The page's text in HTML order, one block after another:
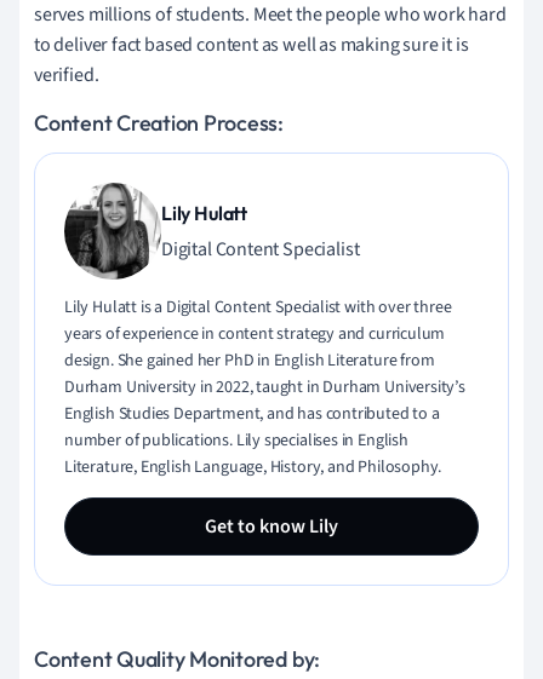
serves millions of students. Meet the people who work hard
to deliver fact based content as well as making sure it is
verified.
Content Creation Process:
Lily Hulatt
Digital Content Specialist
Lily Hulatt is a Digital Content Specialist with over three
years of experience in content strategy and curriculum
design. She gained her PhD in English Literature from
Durham University in 2022, taught in Durham University’s
English Studies Department, and has contributed to a
number of publications. Lily specialises in English
Literature, English Language, History, and Philosophy.
Get to know Lily
Content Quality Monitored by: